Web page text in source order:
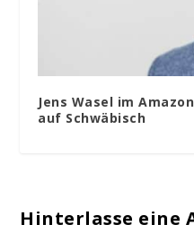
Jens Wasel im
auf Schwäbisch
Hinterlasse eine